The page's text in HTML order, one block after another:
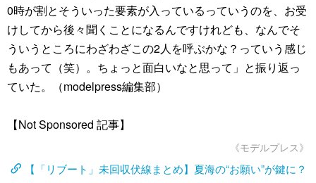
0時が割とそういった要素が入っているっていうのを、お受
けしてから後々聞くことになるんですけれども、なんでそ
ういうところにわざわざこの2人を呼ぶかな？っていう感じ
もあって（笑）。ちょっと面白いなと思って」と振り返っ
ていた。（modelpress編集部）
【Not Sponsored 記事】
《モデルプレス》
【「リブート」未回収伏線まとめ】夏海の“お願い”が鍵に？